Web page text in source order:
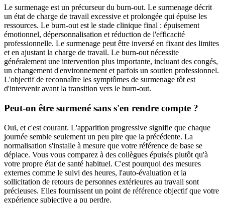
Le surmenage est un précurseur du burn-out. Le surmenage décrit
un état de charge de travail excessive et prolongée qui épuise les
ressources. Le burn-out est le stade clinique final : épuisement
émotionnel, dépersonnalisation et réduction de l'efficacité
professionnelle. Le surmenage peut être inversé en fixant des limites
et en ajustant la charge de travail. Le burn-out nécessite
généralement une intervention plus importante, incluant des congés,
un changement d'environnement et parfois un soutien professionnel.
L'objectif de reconnaître les symptômes de surmenage tôt est
d'intervenir avant la transition vers le burn-out.
Peut-on être surmené sans s'en rendre compte ?
Oui, et c'est courant. L'apparition progressive signifie que chaque
journée semble seulement un peu pire que la précédente. La
normalisation s'installe à mesure que votre référence de base se
déplace. Vous vous comparez à des collègues épuisés plutôt qu'à
votre propre état de santé habituel. C'est pourquoi des mesures
externes comme le suivi des heures, l'auto-évaluation et la
sollicitation de retours de personnes extérieures au travail sont
précieuses. Elles fournissent un point de référence objectif que votre
expérience subjective a pu perdre.